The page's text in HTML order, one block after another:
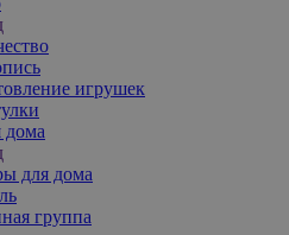
игрушек
дома
для дома
группа